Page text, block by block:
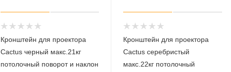
Кронштейн для проектора
Cactus черный макс.21кг
потолочный поворот и наклон
Кронштейн для проектора
Cactus серебристый
макс.22кг потолочный